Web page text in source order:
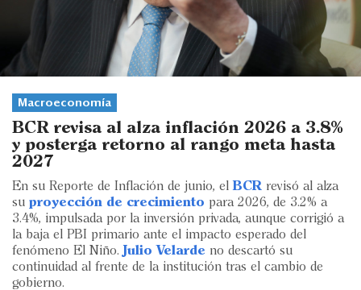
Management
Economía y Finanzas
Legal y Política
Eventos
Ranking CEO
Edición Impresa
Macroeconomía
BCR revisa al alza inflación 2026 a 3.8%
y posterga retorno al rango meta hasta
2027
En su Reporte de Inflación de junio, el BCR revisó al alza
su proyección de crecimiento para 2026, de 3.2% a
3.4%, impulsada por la inversión privada, aunque corrigió a
la baja el PBI primario ante el impacto esperado del
fenómeno El Niño.
Julio Velarde no descartó su
continuidad al frente de la institución tras el cambio de
gobierno.